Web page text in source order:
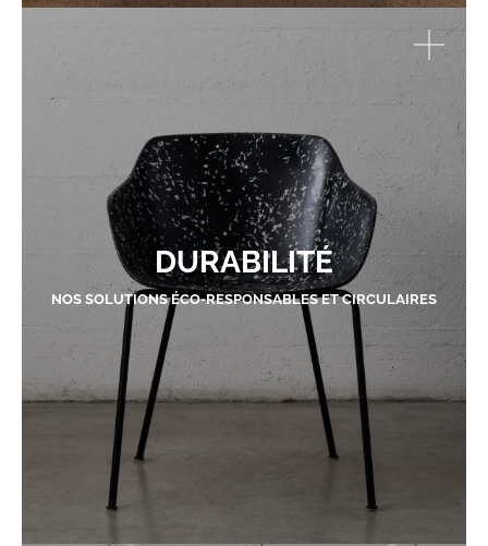
DURABILITÉ
NOS SOLUTIONS ÉCO-RESPONSABLES ET CIRCULAIRES